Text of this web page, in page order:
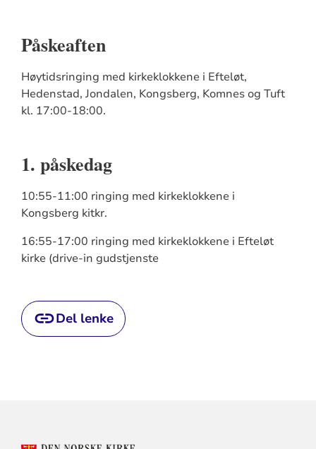
Påskeaften
Høytidsringing med kirkeklokkene i Efteløt,
Hedenstad, Jondalen, Kongsberg, Komnes og Tuft
kl. 17:00-18:00.
1. påskedag
10:55-11:00 ringing med kirkeklokkene i
Kongsberg kitkr.
16:55-17:00 ringing med kirkeklokkene i Efteløt
kirke (drive-in gudstjenste
Del lenke